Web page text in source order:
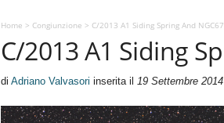
u
m
r
Home > Congiunzione > C/2013 A1 Siding Spring And
C/2013 A1 Siding
di Adriano Valvasori inserita il 19 Settembre 2014